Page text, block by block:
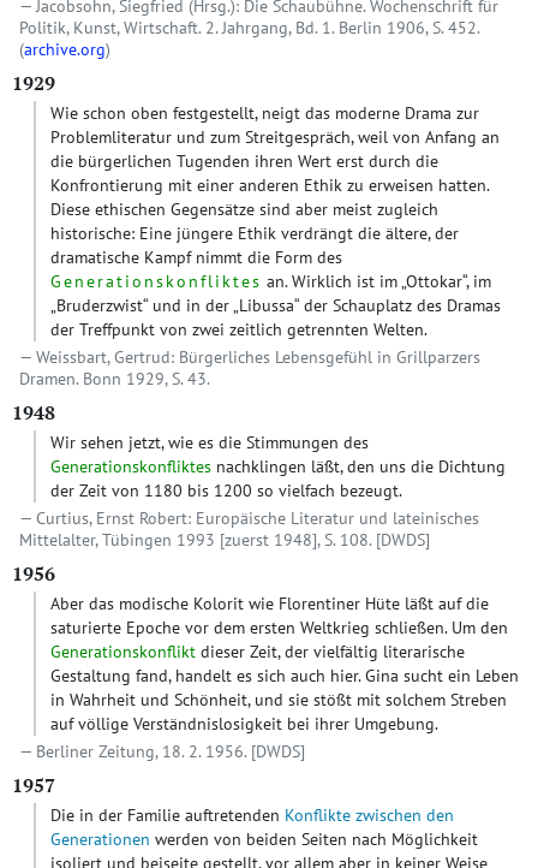
Jacobsohn, Siegfried (Hrsg.): Die Schaubühne. Wochenschrift für
Politik, Kunst, Wirtschaft. 2. Jahrgang, Bd. 1. Berlin 1906, S. 452.
(archive.org)
1929
Wie schon oben festgestellt, neigt das moderne Drama zur
Problemliteratur und zum Streitgespräch, weil von Anfang an
die bürgerlichen Tugenden ihren Wert erst durch die
Konfrontierung mit einer anderen Ethik zu erweisen hatten.
Diese ethischen Gegensätze sind aber meist zugleich
historische: Eine jüngere Ethik verdrängt die ältere, der
dramatische Kampf nimmt die Form des
Generationskonfliktes an. Wirklich ist im „Ottokar“, im
„Bruderzwist“ und in der „Libussa“ der Schauplatz des Dramas
der Treffpunkt von zwei zeitlich getrennten Welten.
Weissbart, Gertrud: Bürgerliches Lebensgefühl in Grillparzers
Dramen. Bonn 1929, S. 43.
1948
Wir sehen jetzt, wie es die Stimmungen des
Generationskonfliktes nachklingen läßt, den uns die Dichtung
der Zeit von 1180 bis 1200 so vielfach bezeugt.
Curtius, Ernst Robert: Europäische Literatur und lateinisches
Mittelalter, Tübingen 1993 [zuerst 1948], S. 108. [DWDS]
1956
Aber das modische Kolorit wie Florentiner Hüte läßt auf die
saturierte Epoche vor dem ersten Weltkrieg schließen. Um den
Generationskonflikt dieser Zeit, der vielfältig literarische
Gestaltung fand, handelt es sich auch hier. Gina sucht ein Leben
in Wahrheit und Schönheit, und sie stößt mit solchem Streben
auf völlige Verständnislosigkeit bei ihrer Umgebung.
Berliner Zeitung, 18. 2. 1956. [DWDS]
1957
Die in der Familie auftretenden Konflikte zwischen den
Generationen werden von beiden Seiten nach Möglichkeit
isoliert und beiseite gestellt, vor allem aber in keiner Weise